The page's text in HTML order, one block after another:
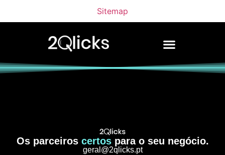
Sitemap
Os parceiros certospara o seu negócio.
geral@2qlicks.pt